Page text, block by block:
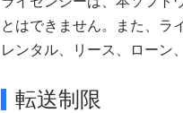
とはできません。また、ラ
レンタル、リース、ローン
転送制限